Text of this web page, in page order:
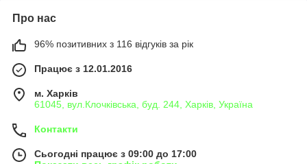
Про нас
96% позитивних з 116 відгуків за рік
Працює з 12.01.2016
м. Харків
61045, вул.Клочківська, буд. 244, Харків, Україна
Контакти
Сьогодні працює з 09:00 до 17:00